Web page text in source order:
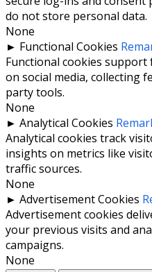
do not store personal data.
None
► Functional Cookies
Functional cookies
on social media, collecting
party tools.
None
► Analytical Cookies
Analytical cookies track
insights on metrics like
traffic sources.
None
► Advertisement Cookies
Advertisement cookies
your previous visits and
campaigns.
None